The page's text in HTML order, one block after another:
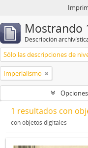
Mostrando
Descripción
Sólo las descripciones de
Imperialismo
1 resultados con
con objetos digitales